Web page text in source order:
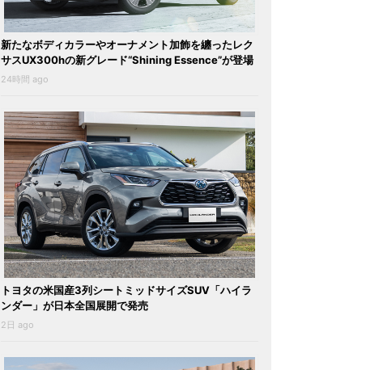
新たなボディカラーやオーナメント加飾を纏ったレク
サスUX300hの新グレード“Shining Essence”が登場
24時間 ago
トヨタの米国産3列シートミッドサイズSUV「ハイラ
ンダー」が日本全国展開で発売
2日 ago